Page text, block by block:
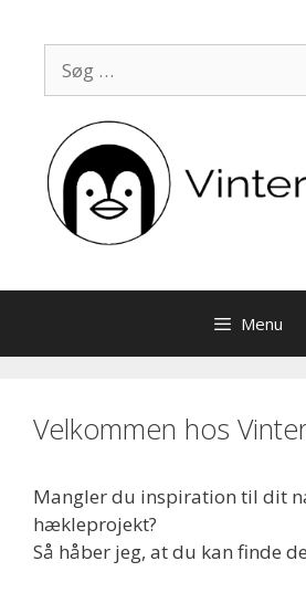
indhold
efter:
Menu
Velkommen hos
Mangler du inspiration til dit
hækleprojekt?
Så håber jeg, at du kan finde